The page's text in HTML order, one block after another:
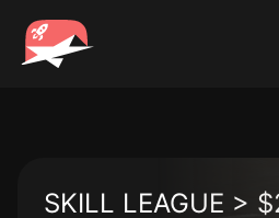
SKILL LEAGUE >